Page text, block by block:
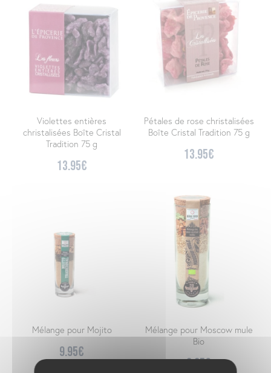
Violettes entières
christalisées Boîte Cristal
Tradition 75 g
13.95€
Pétales de rose christalisées
Boîte Cristal Tradition 75 g
13.95€
Mélange pour Mojito
9.95€
Mélange pour Moscow mule
Bio
9.95€